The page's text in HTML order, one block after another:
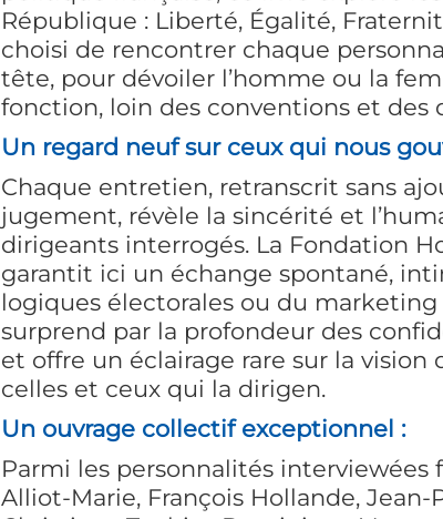
République : Liberté, Égalité,
choisi de rencontrer chaque
tête, pour dévoiler l’homme ou la
fonction, loin des conventions et des
Un regard neuf sur ceux qui nous
Chaque entretien, retranscrit sans
jugement, révèle la sincérité et
dirigeants interrogés. La Fondation
garantit ici un échange spontané,
logiques électorales ou du
surprend par la profondeur des
et offre un éclairage rare sur la vision
celles et ceux qui la dirigen.
Un ouvrage collectif exceptionnel :
Parmi les personnalités interviewées
Alliot-Marie, François Hollande, Jean-